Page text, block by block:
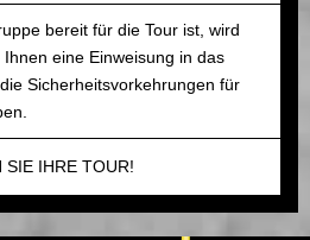
bereit für die Tour ist, wird
eine Einweisung in das
Sicherheitsvorkehrungen für
SIE IHRE TOUR!